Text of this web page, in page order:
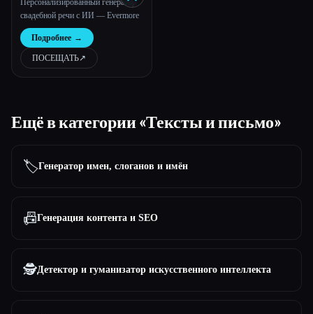
Персонализированный генератор
свадебной речи с ИИ — Evermore
Подробнее →
ПОСЕЩАТЬ↗︎
Ещё в категории «Тексты и письмо»
🏷️Генератор имен, слоганов и имён
📠Генерация контента и SEO
🕵️Детектор и гуманизатор искусственного интеллекта